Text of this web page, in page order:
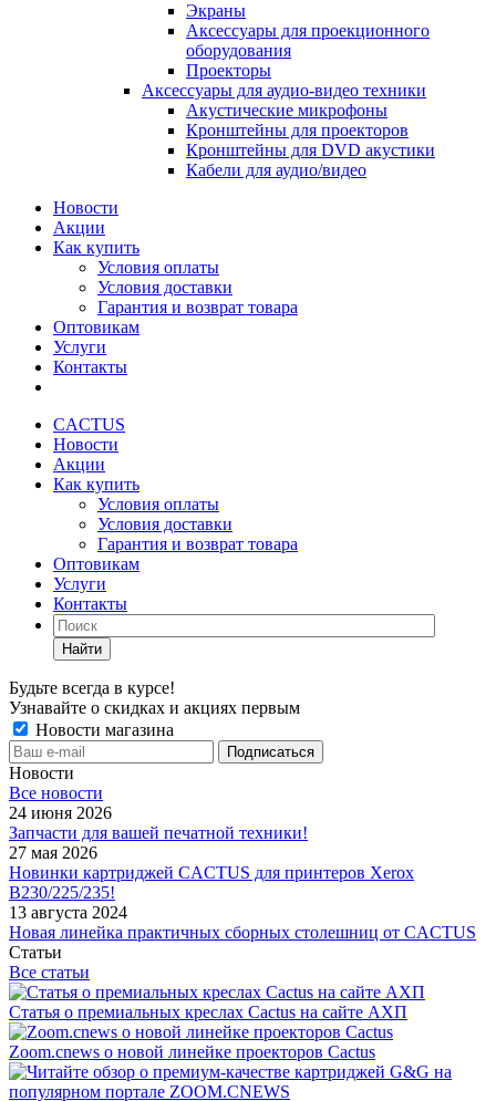
Экраны
Аксессуары для проекционного
оборудования
Проекторы
Аксессуары для аудио-видео техники
Акустические микрофоны
Кронштейны для проекторов
Кронштейны для DVD акустики
Кабели для аудио/видео
Новости
Акции
Как купить
Условия оплаты
Условия доставки
Гарантия и возврат товара
Оптовикам
Услуги
Контакты
CACTUS
Новости
Акции
Как купить
Условия оплаты
Условия доставки
Гарантия и возврат товара
Оптовикам
Услуги
Контакты
Найти
Будьте всегда в курсе!
Узнавайте о скидках и акциях первым
Новости магазина
Новости
Все новости
24 июня 2026
Запчасти для вашей печатной техники!
27 мая 2026
Новинки картриджей CACTUS для принтеров Xerox
B230/225/235!
13 августа 2024
Новая линейка практичных сборных столешниц от CACTUS
Статьи
Все статьи
Статья о премиальных креслах Cactus на сайте АХП
Zoom.cnews о новой линейке проекторов Cactus